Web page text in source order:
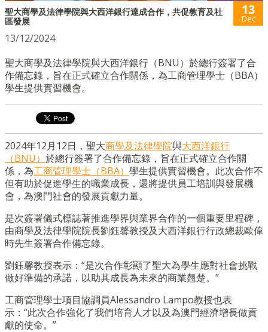
聖大商學及法律學院與大西洋銀行達成合作，共促教育及社
區發展
13
Dec
13/12/2024
聖大商學及法律學院與大西洋銀行（BNU）於總行簽署了合
作備忘錄，旨在正式確立合作關係，為工商管理學士（BBA）
學生提供實習機會。
2024年12月12日，聖大商學及法律學院與大西洋銀行
（BNU） 於總行簽署了合作備忘錄，旨在正式確立合作關
係，為工商管理學士（BBA） 學生提供實習機會。此次合作不
但有助於促進學生的職業成長，還將提供員工培訓與發展機
會，為澳門社會的發展貢獻力量。
是次簽署儀式標誌著推進學界與業界合作的一個重要里程碑，
由商學及法律學院院長劉鈺馨教授及大西洋銀行行政總裁歐偉
時先生簽署合作備忘錄。
劉鈺馨教授表示：“是次合作彰顯了聖大為學生應對社會挑戰
做好準備的承諾，以助其成長為未來的商業翹楚。”
工商管理學士項目協調員Alessandro Lampo教授也表
示：“此次合作強化了我們培育人才以及為澳門經濟增長做貢
獻的使命。”